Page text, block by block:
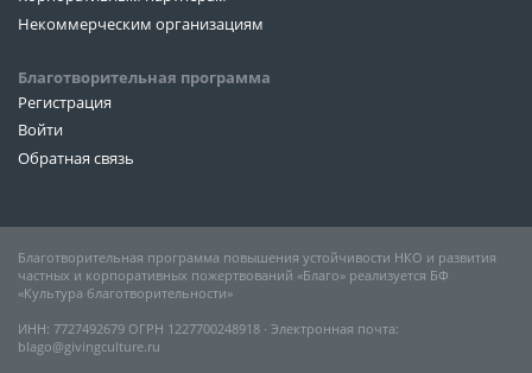
Некоммерческим организациям
Благотворительная программа
Регистрация
Войти
Обратная связь
Благотворительная программа повышения устойчивости НКО и развития
частных и корпоративных пожертвований «Благо» реализуется БФ
«Культура благотворительности»
ИНН: 7727492679 ОГРН 1227700248918 ∙ Электронная почта:
blago@givingculture.ru